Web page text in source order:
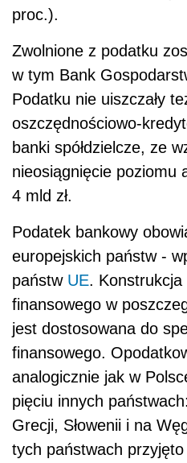
proc.).
Zwolnione z podatku
w tym Bank
Podatku nie uiszczały
oszczędnościowo-
banki spółdzielcze, ze
nieosiągnięcie poziomu
4 mld zł.
Podatek bankowy
europejskich państw -
państw UE.
finansowego w
jest dostosowana do
finansowego.
analogicznie jak w
pięciu innych
Grecji, Słowenii i na
tych państwach